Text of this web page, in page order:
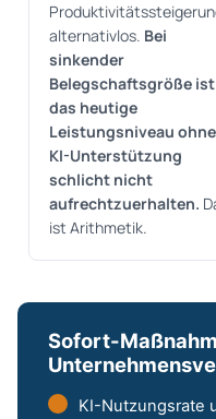
alternativlos. Bei
sinkender
Belegschaftsgröße ist
das heutige
Leistungsniveau ohne
KI-Unterstützung
schlicht nicht
aufrechtzuerhalten.
ist Arithmetik.
Sofort-
KI-Nutzungsrate